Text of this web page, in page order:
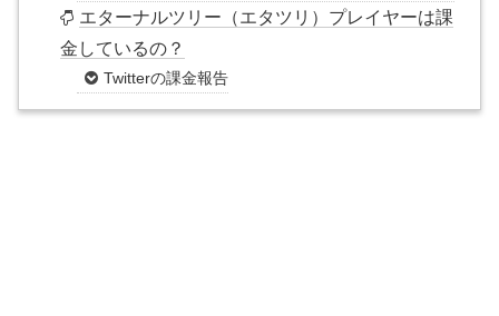
エターナルツリー（エタツリ）プレイヤーは課
金しているの？
Twitterの課金報告